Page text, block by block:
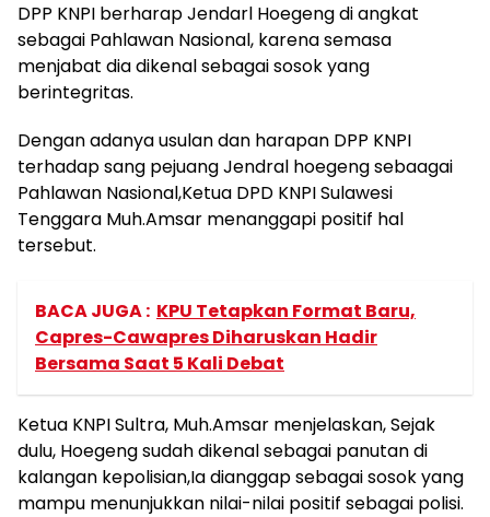
DPP KNPI berharap Jendarl Hoegeng di angkat
sebagai Pahlawan Nasional, karena semasa
menjabat dia dikenal sebagai sosok yang
berintegritas.
Dengan adanya usulan dan harapan DPP KNPI
terhadap sang pejuang Jendral hoegeng sebaagai
Pahlawan Nasional,Ketua DPD KNPI Sulawesi
Tenggara Muh.Amsar menanggapi positif hal
tersebut.
BACA JUGA : KPU Tetapkan Format Baru,
Capres-Cawapres Diharuskan Hadir
Bersama Saat 5 Kali Debat
Ketua KNPI Sultra, Muh.Amsar menjelaskan, Sejak
dulu, Hoegeng sudah dikenal sebagai panutan di
kalangan kepolisian,Ia dianggap sebagai sosok yang
mampu menunjukkan nilai-nilai positif sebagai polisi.